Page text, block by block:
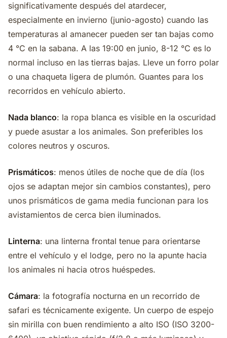
significativamente después del atardecer,
especialmente en invierno (junio-agosto) cuando las
temperaturas al amanecer pueden ser tan bajas como
4 °C en la sabana. A las 19:00 en junio, 8-12 °C es lo
normal incluso en las tierras bajas. Lleve un forro polar
o una chaqueta ligera de plumón. Guantes para los
recorridos en vehículo abierto.
Nada blanco: la ropa blanca es visible en la oscuridad
y puede asustar a los animales. Son preferibles los
colores neutros y oscuros.
Prismáticos: menos útiles de noche que de día (los
ojos se adaptan mejor sin cambios constantes), pero
unos prismáticos de gama media funcionan para los
avistamientos de cerca bien iluminados.
Linterna: una linterna frontal tenue para orientarse
entre el vehículo y el lodge, pero no la apunte hacia
los animales ni hacia otros huéspedes.
Cámara: la fotografía nocturna en un recorrido de
safari es técnicamente exigente. Un cuerpo de espejo
sin mirilla con buen rendimiento a alto ISO (ISO 3200-